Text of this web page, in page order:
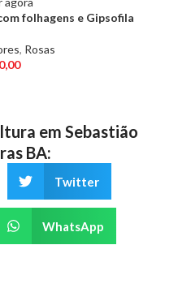
folhagens e Gipsofila
, Rosas
em Sebastião
BA:
Twitter
WhatsApp